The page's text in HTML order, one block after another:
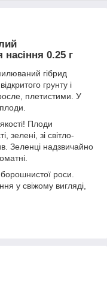
насіння 0.25 г
гібрид
грунту і
плетистими. У
Плоди
зелені, зі світло-
Зеленці надзвичайно
роси.
у свіжому вигляді,